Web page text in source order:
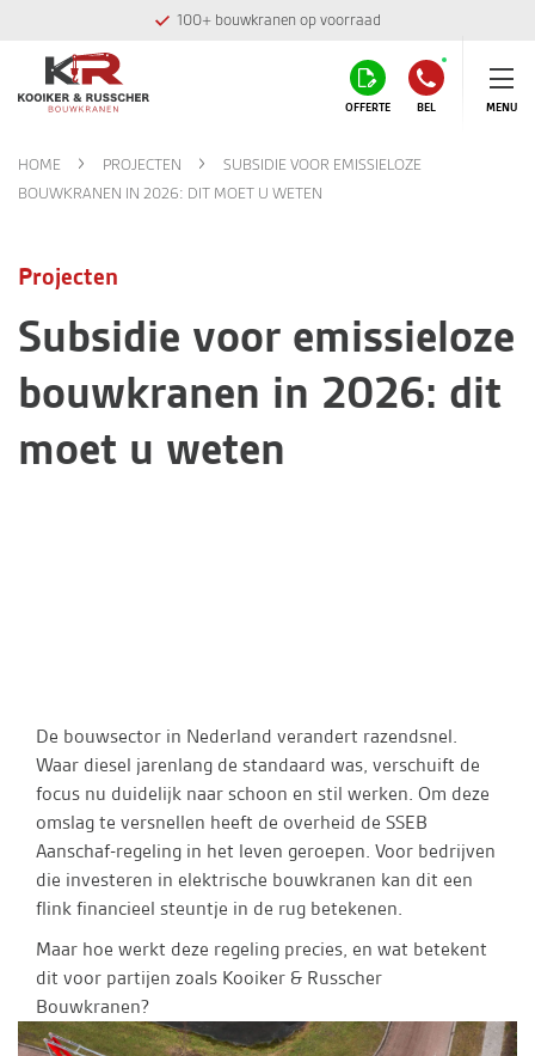
100+ bouwkranen op voorraad
OFFERTE BEL MENU
HOME PROJECTEN
SUBSIDIE VOOR EMISSIELOZE
BOUWKRANEN IN 2026: DIT MOET U WETEN
Projecten
Subsidie voor emissieloze
bouwkranen in 2026: dit
moet u weten
De bouwsector in Nederland verandert razendsnel.
Waar diesel jarenlang de standaard was, verschuift de
focus nu duidelijk naar schoon en stil werken. Om deze
omslag te versnellen heeft de overheid de SSEB
Aanschaf-regeling in het leven geroepen. Voor bedrijven
die investeren in elektrische bouwkranen kan dit een
flink financieel steuntje in de rug betekenen.
Maar hoe werkt deze regeling precies, en wat betekent
dit voor partijen zoals Kooiker & Russcher
Bouwkranen?